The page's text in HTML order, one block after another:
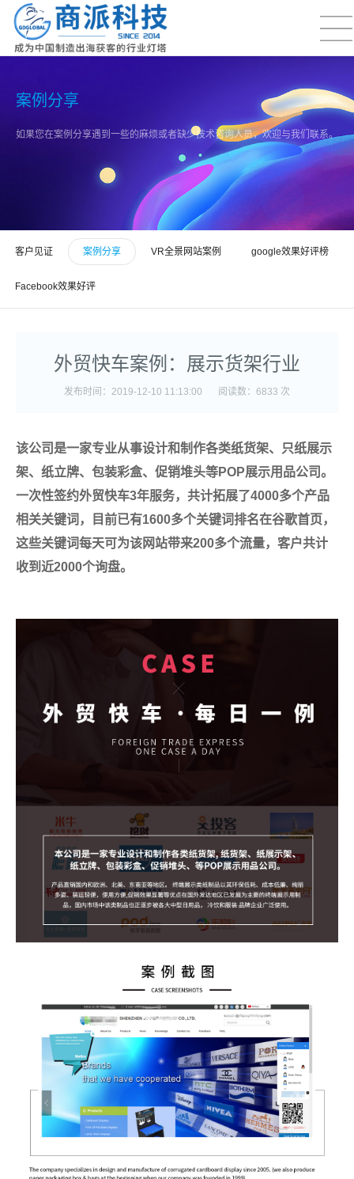
案例分享
如果您在案例分享遇到一些的麻烦或者缺少技术咨询人员，欢迎与我们联系。
客户见证 案例分享 VR全景网站案例 google效果好评榜
Facebook效果好评
外贸快车案例：展示货架行业
发布时间：2019-12-10 11:13:00 阅读数：6833 次
该公司是一家专业从事设计和制作各类纸货架、只纸展示
架、纸立牌、包装彩盒、促销堆头等POP展示用品公司。
一次性签约外贸快车3年服务，共计拓展了4000多个产品
相关关键词，目前已有1600多个关键词排名在谷歌首页，
这些关键词每天可为该网站带来200多个流量，客户共计
收到近2000个询盘。